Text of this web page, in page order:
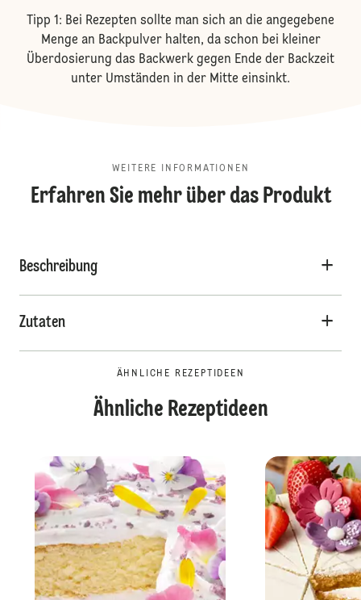
Tipp 1: Bei Rezepten sollte man sich an die angegebene
Menge an Backpulver halten, da schon bei kleiner
Überdosierung das Backwerk gegen Ende der Backzeit
unter Umständen in der Mitte einsinkt.
WEITERE INFORMATIONEN
Erfahren Sie mehr über das Produkt
Beschreibung
Zutaten
ÄHNLICHE REZEPTIDEEN
Ähnliche Rezeptideen